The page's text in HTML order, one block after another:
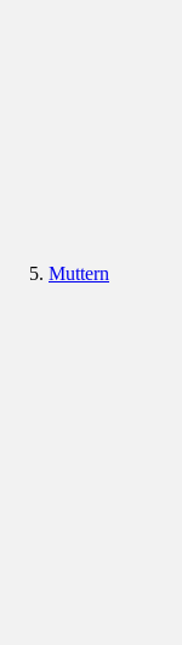
Muttern